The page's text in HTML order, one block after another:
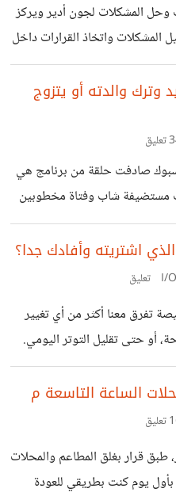
تفاصيل مختلفة يعيش بها
لنفرح ونحتفل معًا.
وحل المشكلات لجون أدير ويركز
المشكلات واتخاذ القرارات داخل
بالصدفة ولم أتوقع أنه
شدني من أول صفحاته
الآن صفحات قليلة عن آلية عمل
العمل العميق، وشارك معنا
أحدها بمجتمع تسلية لنتسلى
حاليا اسم الكتاب ومختصر لما
وترك والدته أو يتزوج
صادفت حلقة من برنامج هي
مستضيفة شاب وفتاة مخطوبين
وحيد أمه ووالده متوفي، وتريد
ابنها الوحيد ولا تتحمل أن
شيء وستجلس بغرفة ولن تتدخل
وتريد مساحة خاصة بها حتى
حل أن يأجروا شقتين
اشتريته وأفادك جدا؟
تفرق معنا أكثر من أي تغيير
أو حتى تقليل التوتر اليومي.
تكلفنا شيء ولكن مفيد جدا على
النباتات البسيطة ببلكونة
سعرها بسيط جدا
الساعة التاسعة م
قرار بغلق المطاعم والمحلات
بأول يوم كنت بطريقي للعودة